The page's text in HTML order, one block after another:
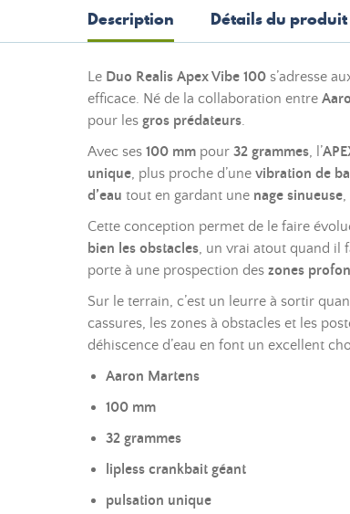
Description Détails du produit
Le Duo Realis Apex Vibe 100 s’adresse
efficace. Né de la collaboration entre
pour les gros prédateurs.
Avec ses 100 mm pour 32 grammes, l’
unique, plus proche d’une vibration de
d’eau tout en gardant une nage sinueuse,
Cette conception permet de le faire
bien les obstacles, un vrai atout quand il
porte à une prospection des zones
Sur le terrain, c’est un leurre à sortir
cassures, les zones à obstacles et les
déhiscence d’eau en font un excellent
Aaron Martens
100 mm
32 grammes
lipless crankbait géant
pulsation unique